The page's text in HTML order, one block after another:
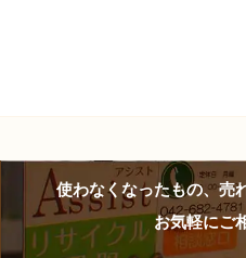
使わなくなったもの、売
お気軽にご